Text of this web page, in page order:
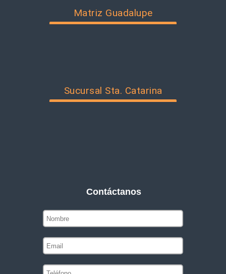
Matriz Guadalupe
Sucursal Sta. Catarina
Contáctanos